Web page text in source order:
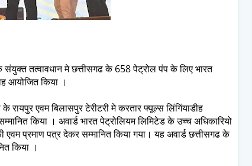
संयुक्त तत्वावधान मे छत्तीसगढ के 658 पेट्रोल पंप के लिए भारत
आयोजित किया ।
रायपुर एवम बिलासपुर टेरीटरी मे करतार फ्यूल्स लिंगिंयाडीह
किया । अवार्ड भारत पेट्रोलियम लिमिटेड के उच्च अधिकारियो
प्रमाण पत्र देकर सम्मानित किया गया। यह अवार्ड छत्तीसगढ के
किया ।